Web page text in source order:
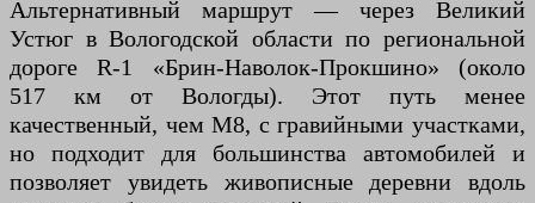
Альтернативный маршрут — через Великий
Устюг в Вологодской области по региональной
дороге R-1 «Брин-Наволок-Прокшино» (около
517 км от Вологды). Этот путь менее
качественный, чем М8, с гравийными участками,
но подходит для большинства автомобилей и
позволяет увидеть живописные деревни вдоль